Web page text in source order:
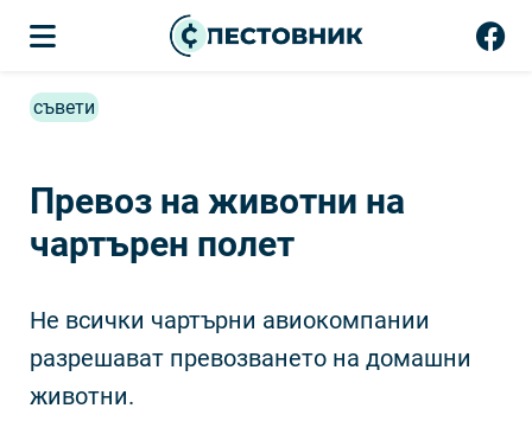
съвети
Превоз на животни на
чартърен полет
Не всички чартърни авиокомпании
разрешават превозването на домашни
животни.